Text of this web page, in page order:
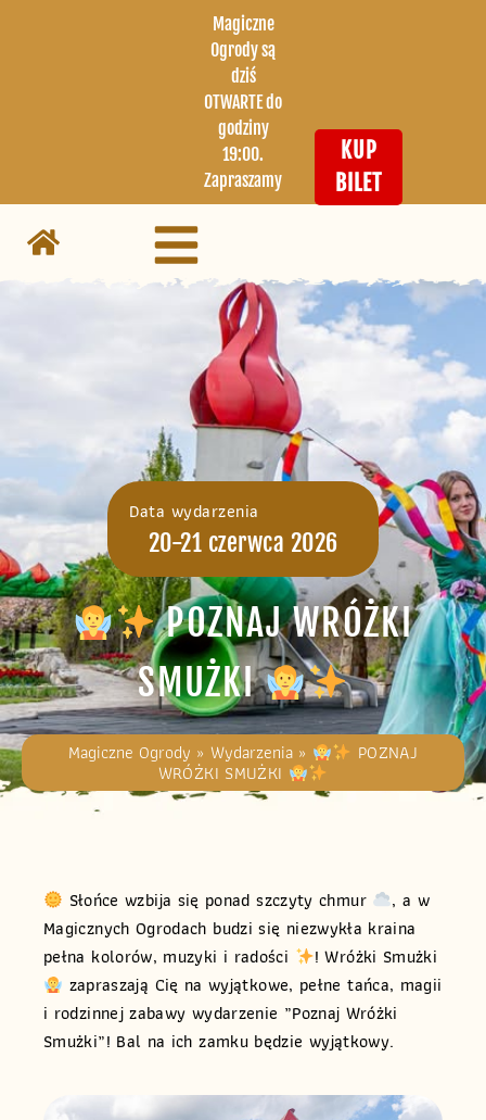
Magiczne
Ogrody są
dziś
OTWARTE do
godziny
19:00.
Zapraszamy
KUP
BILET
Data wydarzenia
20-21 czerwca 2026
POZNAJ WRÓŻKI
SMUŻKI
Magiczne Ogrody »Wydarzenia » POZNAJ
WRÓŻKI SMUŻKI
Słońce wzbija się ponad szczyty chmur
, a w
Magicznych Ogrodach budzi się niezwykła kraina
pełna kolorów, muzyki i radości
! Wróżki Smużki
zapraszają Cię na wyjątkowe, pełne tańca, magii
i rodzinnej zabawy wydarzenie „Poznaj Wróżki
Smużki”! Bal na ich zamku będzie wyjątkowy.